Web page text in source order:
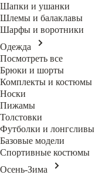
Шапки и ушанки
Шлемы и балаклавы
Шарфы и воротники
Одежда
Посмотреть все
Брюки и шорты
Комплекты и костюмы
Носки
Пижамы
Толстовки
Футболки и лонгсливы
Базовые модели
Спортивные костюмы
Осень-Зима